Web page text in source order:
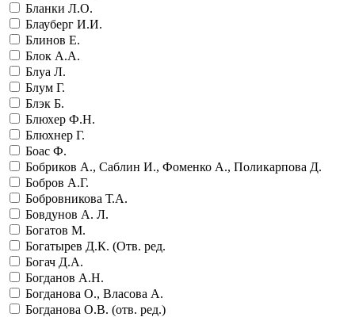
Бланки Л.О.
Блауберг И.И.
Блинов Е.
Блок А.А.
Блуа Л.
Блум Г.
Блэк Б.
Блюхер Ф.Н.
Блюхнер Г.
Боас Ф.
Бобриков А., Саблин И., Фоменко А., Поликарпова Д.
Бобров А.Г.
Бобровникова Т.А.
Бовдунов А. Л.
Богатов М.
Богатырев Д.К. (Отв. ред.
Богач Д.А.
Богданов А.Н.
Богданова О., Власова А.
Богданова О.В. (отв. ред.)